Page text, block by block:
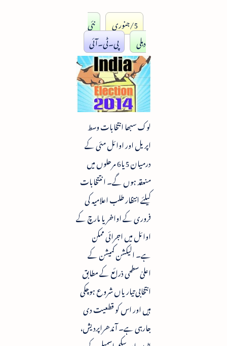
5/جنوری
نئی
دہلی
پی۔ٹی۔آئی
لوک سبھا انتخابات وسط
اپریل اور اوائل مئی کے
درمیان 5یا6 مرحلوں میں
منعقد ہوں گے۔ انتتخابات
کیلئے انتظار طلب اعلامیہ کی
فروری کے اواخر یا مارچ کے
اوائل میں اجرائی ممکن
ہے۔ الیکشن کمیشن کے
اعلیٰ سطحی ذرائع کے مطابق
انتخابی تیاریاں شروع ہوچکی
ہیں اور اس کو قطعیت دی
جارہی ہے۔ آندھراپردیش،